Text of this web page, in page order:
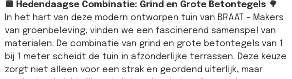
🔲 Hedendaagse Combinatie: Grind en Grote Betontegels 🌳
In het hart van deze modern ontworpen tuin van BRAAT – Makers
van groenbeleving, vinden we een fascinerend samenspel van
materialen. De combinatie van grind en grote betontegels van 1
bij 1 meter scheidt de tuin in afzonderlijke terrassen. Deze keuze
zorgt niet alleen voor een strak en geordend uiterlijk, maar